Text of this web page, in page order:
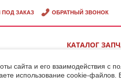
сайта и его взаимодействия с
использование cookie-файлов.
ПОД ЗАКАЗ ОБРАТНЫЙ ЗВОНОК
КАТАЛОГ